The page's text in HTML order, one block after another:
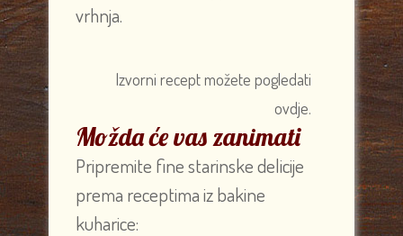
vrhnja.
Izvorni recept možete pogledati
ovdje.
Možda će vas zanimati
Pripremite fine starinske delicije
prema receptima iz bakine
kuharice: